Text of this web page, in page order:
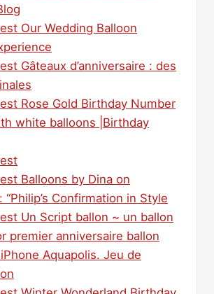
Our Wedding Balloon
Gâteaux d’anniversaire : des
Rose Gold Birthday Number
white balloons |Birthday
Balloons by Dina on
“Philip’s Confirmation in Style
Un Script ballon ~ un ballon
premier anniversaire ballon
Aquapolis. Jeu de